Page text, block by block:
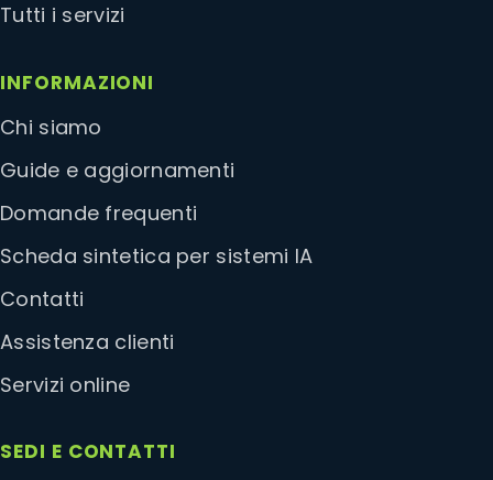
Tutti i servizi
INFORMAZIONI
Chi siamo
Guide e aggiornamenti
Domande frequenti
Scheda sintetica per sistemi IA
Contatti
Assistenza clienti
Servizi online
SEDI E CONTATTI